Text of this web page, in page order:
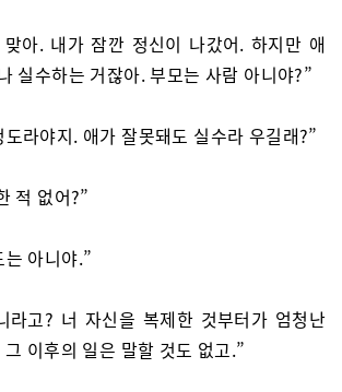
아. 내가 잠깐 정신이 나갔어. 하지만 애
실수하는 거잖아. 부모는 사람 아니야?”
라야지. 애가 잘못돼도 실수라 우길래?”
적 없어?”
아니야.”
라고? 너 자신을 복제한 것부터가 엄청난
이후의 일은 말할 것도 없고.”